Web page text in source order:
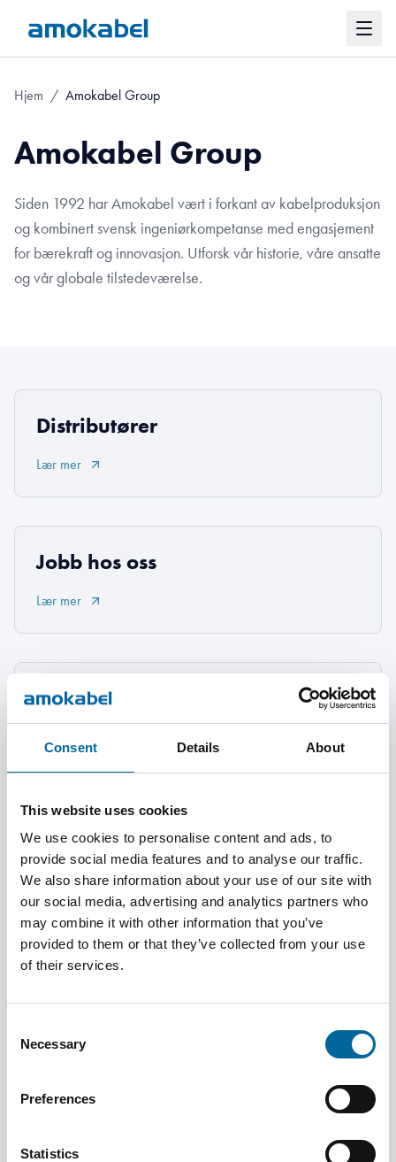
Consent Details About
This website uses cookies
We use cookies to personalise content and ads, to
provide social media features and to analyse our traffic.
We also share information about your use of our site with
our social media, advertising and analytics partners who
may combine it with other information that you’ve
provided to them or that they’ve collected from your use
of their services.
Selection
Necessary
Preferences
Statistics
Hjem / Amokabel Group
Amokabel Group
Siden 1992 har Amokabel vært i forkant av kabelproduksjon
og kombinert svensk ingeniørkompetanse med engasjement
for bærekraft og innovasjon. Utforsk vår historie, våre ansatte
og vår globale tilstedeværelse.
Distributører
Lær mer
Jobb hos oss
Lær mer
Om oss
Jan & Erland Foundation
Lær mer
Sponsing
Lær mer
Våre lokasjoner
Lær mer